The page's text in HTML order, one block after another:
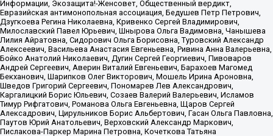
Информации, Экозащита!-Женсовет, Общественный вердикт,
Евразийская антимонопольная ассоциация, Бедушев Петр Петрович,
Дзугкоева Регина Николаевна, Кривенко Сергей Владимирович,
Милославский Павел Юрьевич, Шнырова Ольга Вадимовна, Чанышева
Лилия Айратовна, Сидорович Ольга Борисовна, Туровский Александр
Алексеевич, Васильева Анастасия Евгеньевна, Ривина Анна Валерьевна,
Бойко Анатолий Николаевич, Дугин Сергей Георгиевич, Пивоваров
Андрей Сергеевич, Аверин Виталий Евгеньевич, Барахоев Магомед
Бекханович, Шарипков Олег Викторович, Мошель Ирина Ароновна,
Шведов Григорий Сергеевич, Пономарев Лев Александрович,
Каргалицкий Борис Юльевич, Созаев Валерий Валерьевич, Исламов
Тимур Рифгатович, Романова Ольга Евгеньевна, Щаров Сергей
Алексадрович, Цирульников Борис Альбертович, Гасан Ольга Павловна,
Паутов Юрий Анатольевич, Верховский Александр Маркович,
Пислакова-Паркер Марина Петровна, Кочеткова Татьяна